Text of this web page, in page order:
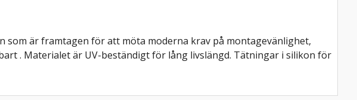
som är framtagen för att möta moderna krav på montagevänlighet,
. Materialet är UV-beständigt för lång livslängd. Tätningar i silikon för